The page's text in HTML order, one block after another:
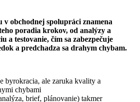
v obchodnej spolupráci znamena
poradia krokov, od analýzy a
a testovanie, čím sa zabezpečuje
a predchadza sa drahym chybam.
byrokracia, ale zaruka kvality a
chybami
brief, plánovanie) takmer